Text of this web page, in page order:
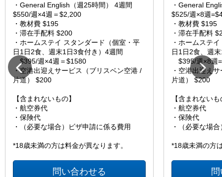
・General English（週25時間） 4週間
$550/週×4週＝$2,200
・教材費 $195
・滞在手配料 $200
・ホームステイ スタンダード（個室・平
日1日2食、週末1日3食付き）4週間
$395/週×4週＝$1580
・空港出迎えサービス（ブリスベン空港 /
片道） $200
【含まれないもの】
・航空券代
・保険代
・（必要な場合）ビザ申請に係る費用
*18歳未満の方は料金が異なります。
問い合わせる
・General
$525/週×8週
・教材費 $195
・滞在手配料
・ホームステ
日1日2食、週
$395/週×8週
・空港出迎え
片道） $200
【含まれない
・航空券代
・保険代
・（必要な場
*18歳未満の方